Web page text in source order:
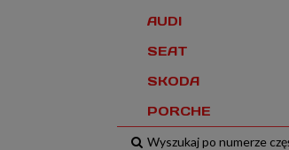
AUDI
SEAT
SKODA
PORCHE
Wyszukaj po numerze